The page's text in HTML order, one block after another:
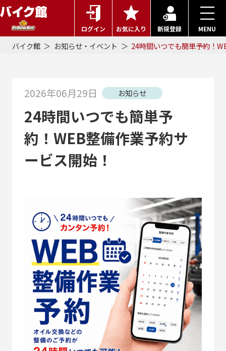
ログイン お気に入り 新規登録 MENU
バイク館 お知らせ・イベント 24時間いつでも簡単予約！
2026年06月29日 お知らせ
24時間いつでも簡単予
約！WEB整備作業予約サ
ービス開始！